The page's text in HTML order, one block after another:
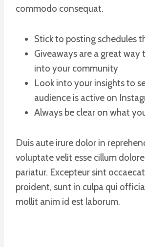
commodo consequat.
Stick to posting schedules
Giveaways are a great way
into your community
Look into your insights to
audience is active on
Always be clear on what
Duis aute irure dolor in
voluptate velit esse cillum
pariatur. Excepteur sint
proident, sunt in culpa qui
mollit anim id est laborum.